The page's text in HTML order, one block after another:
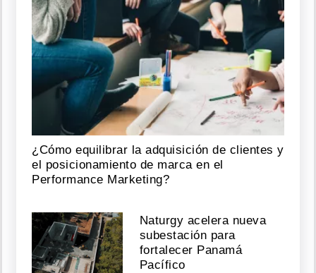
¿Cómo equilibrar la adquisición de clientes y
el posicionamiento de marca en el
Performance Marketing?
Naturgy acelera nueva
subestación para
fortalecer Panamá
Pacífico